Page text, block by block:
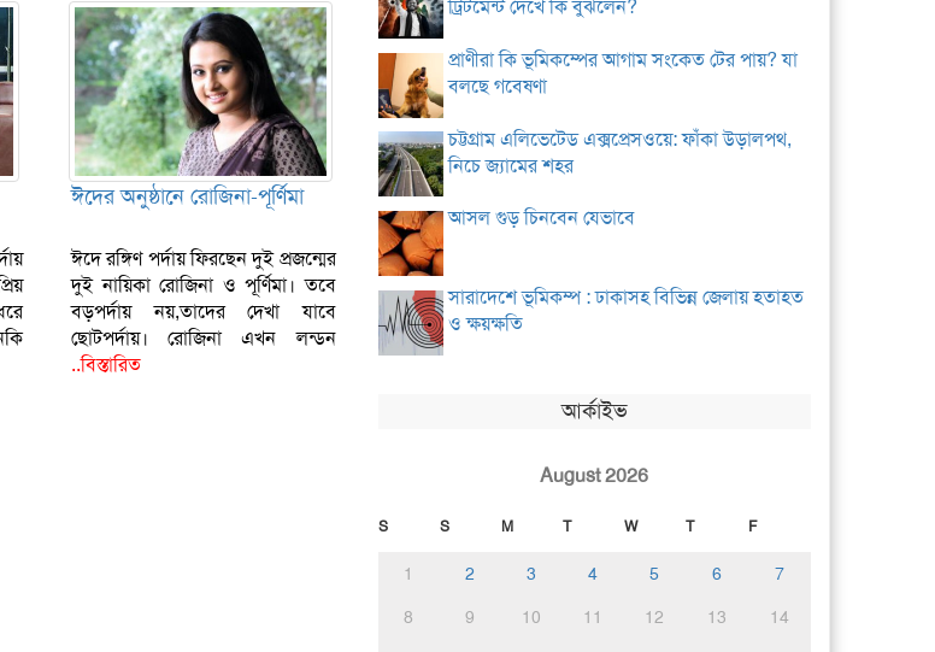
ঈদের অনুষ্ঠানে রোজিনা-পূর্ণিমা
ঈদে রঙ্গিণ পর্দায় ফিরছেন দুই প্রজন্মের
দুই নায়িকা রোজিনা ও পূর্ণিমা। তবে
বড়পর্দায় নয়,তাদের দেখা যাবে
ছোটপর্দায়। রোজিনা এখন লন্ডন
..বিস্তারিত
ট্রিটমেন্ট দেখে কি বুঝলেন?
প্রাণীরা কি ভূমিকম্পের আগাম সংকেত টের পায়? যা
বলছে গবেষণা
চট্টগ্রাম এলিভেটেড এক্সপ্রেসওয়ে: ফাঁকা উড়ালপথ,
নিচে জ্যামের শহর
আসল গুড় চিনবেন যেভাবে
সারাদেশে ভূমিকম্প : ঢাকাসহ বিভিন্ন জেলায় হতাহত
ও ক্ষয়ক্ষতি
আর্কাইভ
August 2026
S S M T W T F
1 2 3 4 5 6
7
8
9 10 11 12 13
14